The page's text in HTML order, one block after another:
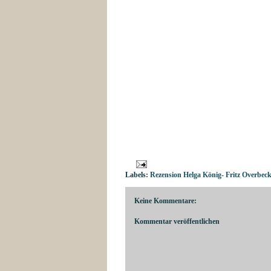
Labels: Rezension Helga König- Fritz Overbeck
Keine Kommentare:
Kommentar veröffentlichen